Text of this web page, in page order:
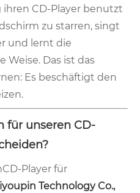
CD-Player benutzt
zu starren, singt
und lernt die
Weise. Das ist das
Es beschäftigt den
für unseren CD-
CD-Player für
Technology Co.,